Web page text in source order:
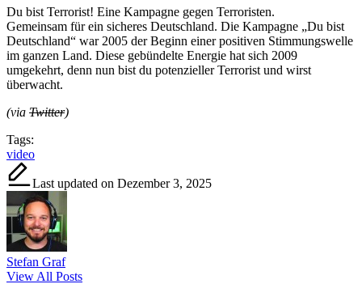
Du bist Terrorist! Eine Kampagne gegen Terroristen.
Gemeinsam für ein sicheres Deutschland. Die Kampagne „Du bist
Deutschland“ war 2005 der Beginn einer positiven Stimmungswelle
im ganzen Land. Diese gebündelte Energie hat sich 2009
umgekehrt, denn nun bist du potenzieller Terrorist und wirst
überwacht.
(via Twitter)
Tags:
video
Last updated on Dezember 3, 2025
Stefan Graf
View All Posts